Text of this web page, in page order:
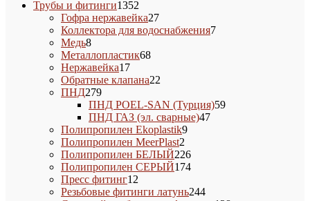
Трубы и фитинги1352
товара
Гофра нержавейка2727
товаров
Коллектора для водоснабжения77
Медь88
товаров
Металлопластик6868
Нержавейка1717
товаров
Обратные клапана22
ПНД279279
товаров
ПНД POEL-SAN (Турция)5959
ПНД ГАЗ (эл. сварные)4747
Полипропилен Ekoplastik99
Полипропилен MeerPlast2
товара
Полипропилен БЕЛЫЙ226226
товаров
Полипропилен СЕРЫЙ174174
Пресс фитинг12
товаров
Резьбовые фитинги латунь244244